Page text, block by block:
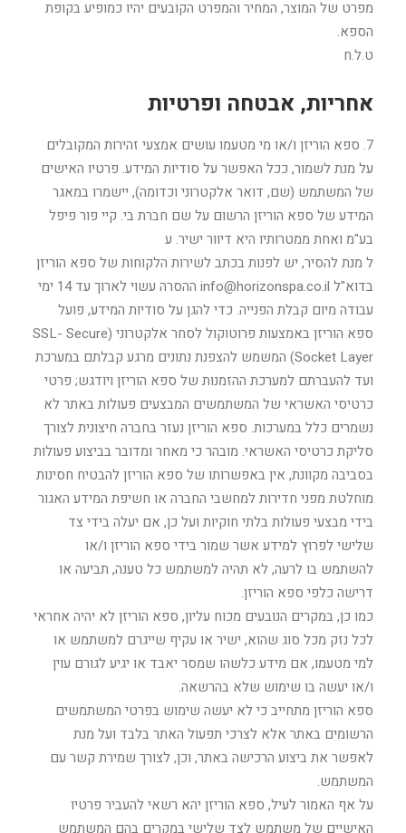
מפרט של המוצר, המחיר והמפרט הקובעים יהיו כמופיע בקופת
הספא.
ט.ל.ח
אחריות, אבטחה ופרטיות
7. ספא הוריזן ו/או מי מטעמו עושים אמצעי זהירות המקובלים
על מנת לשמור, ככל האפשר על סודיות המידע. פרטיו האישים
של המשתמש (שם, דואר אלקטרוני וכדומה), יישמרו במאגר
המידע של ספא הוריזן הרשום על שם חברת בי. קיי פור פיפל
בע"מ ואחת ממטרותיו היא דיוור ישיר. ע
ל מנת להסיר, יש לפנות בכתב לשירות הלקוחות של ספא הוריזן
בדוא"ל info@horizonspa.co.il ההסרה עשוי לארוך עד 14 ימי
עבודה מיום קבלת הפנייה. כדי להגן על סודיות המידע, פועל
ספא הוריזן באמצעות פרוטוקול לסחר אלקטרוני (SSL- Secure
Socket Layer) המשמש להצפנת נתונים מרגע קבלתם במערכת
ועד להעברתם למערכת ההזמנות של ספא הוריזן ויודגש; פרטי
כרטיסי האשראי של המשתמשים המבצעים פעולות באתר לא
נשמרים כלל במערכות. ספא הוריזן נעזר בחברה חיצונית לצורך
סליקת כרטיסי האשראי. מובהר כי מאחר ומדובר בביצוע פעולות
בסביבה מקוונת, אין באפשרותו של ספא הוריזן להבטיח חסינות
מוחלטת מפני חדירות למחשבי החברה או חשיפת המידע האגור
בידי מבצעי פעולות בלתי חוקיות ועל כן, אם יעלה בידי צד
שלישי לפרוץ למידע אשר שמור בידי ספא הוריזן ו/או
להשתמש בו לרעה, לא תהיה למשתמש כל טענה, תביעה או
דרישה כלפי ספא הוריזן.
כמו כן, במקרים הנובעים מכוח עליון, ספא הוריזן לא יהיה אחראי
לכל נזק מכל סוג שהוא, ישיר או עקיף שייגרם למשתמש או
למי מטעמו, אם מידע כלשהו שמסר יאבד או יגיע לגורם עוין
ו/או יעשה בו שימוש שלא בהרשאה.
ספא הוריזן מתחייב כי לא יעשה שימוש בפרטי המשתמשים
הרשומים באתר אלא לצרכי תפעול האתר בלבד ועל מנת
לאפשר את ביצוע הרכישה באתר, וכן, לצורך שמירת קשר עם
המשתמש.
על אף האמור לעיל, ספא הוריזן יהא רשאי להעביר פרטיו
האישיים של משתמש לצד שלישי במקרים בהם המשתמש